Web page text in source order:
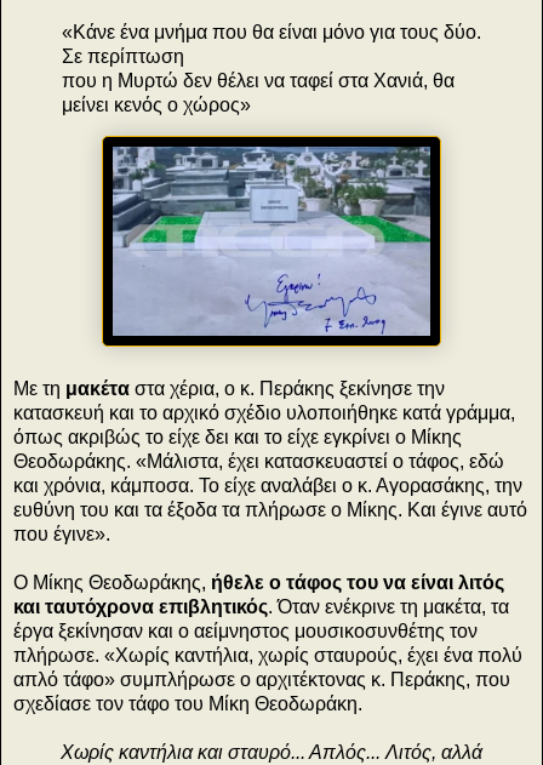
«Κάνε ένα μνήμα που θα είναι μόνο για τους δύο.
Σε περίπτωση
που η Μυρτώ δεν θέλει να ταφεί στα Χανιά, θα
μείνει κενός ο χώρος»
Με τη μακέτα στα χέρια, ο κ. Περάκης ξεκίνησε την
κατασκευή και το αρχικό σχέδιο υλοποιήθηκε κατά γράμμα,
όπως ακριβώς το είχε δει και το είχε εγκρίνει ο Μίκης
Θεοδωράκης. «Μάλιστα, έχει κατασκευαστεί ο τάφος, εδώ
και χρόνια, κάμποσα. Το είχε αναλάβει ο κ. Αγορασάκης, την
ευθύνη του και τα έξοδα τα πλήρωσε ο Μίκης. Και έγινε αυτό
που έγινε».
Ο Μίκης Θεοδωράκης, ήθελε ο τάφος του να είναι λιτός
και ταυτόχρονα επιβλητικός. Όταν ενέκρινε τη μακέτα, τα
έργα ξεκίνησαν και ο αείμνηστος μουσικοσυνθέτης τον
πλήρωσε. «Χωρίς καντήλια, χωρίς σταυρούς, έχει ένα πολύ
απλό τάφο» συμπλήρωσε ο αρχιτέκτονας κ. Περάκης, που
σχεδίασε τον τάφο του Μίκη Θεοδωράκη.
Χωρίς καντήλια και σταυρό... Απλός... Λιτός, αλλά